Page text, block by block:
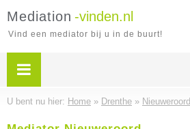
Mediation -vinden.nl
Vind een mediator bij u in de buurt!
U bent nu hier: Home » Drenthe » Nieuweroord